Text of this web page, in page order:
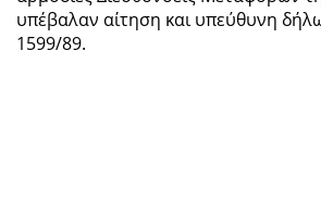
υπέβαλαν αίτηση και υπεύθυνη
1599/89.